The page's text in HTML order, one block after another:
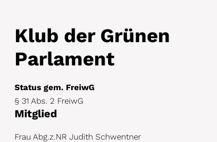
D
e
t
i
l
Klub der Grünen
Parlament
Status gem. FreiwG
§ 31 Abs. 2 FreiwG
Mitglied
Frau Abg.z.NR Judith Schwentner